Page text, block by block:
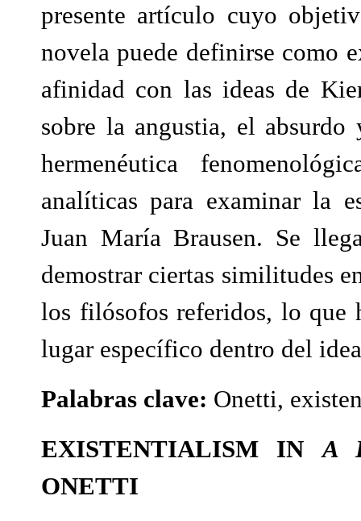
presente artículo cuyo
novela puede definirse como
afinidad con las ideas de
sobre la angustia, el
hermenéutica
analíticas para examinar la
Juan María Brausen. Se
demostrar ciertas similitudes
los filósofos referidos, lo que
lugar específico dentro del
Palabras clave: Onetti,
EXISTENTIALISM INA
ONETTI